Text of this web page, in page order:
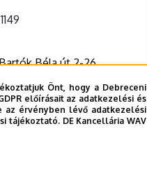
Önt, hogy a Debreceni
előírásait az adatkezelési és
az érvényben lévő adatkezelési
tájékoztató. DE Kancellária WAV
1149
Béla út 2-26.
emelet, 3060 ("C"